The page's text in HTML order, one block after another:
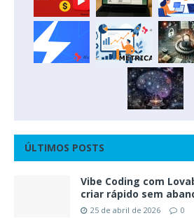
ÚLTIMOS POSTS
Vibe Coding com
criar rápido sem
25 de abril de 2026 0